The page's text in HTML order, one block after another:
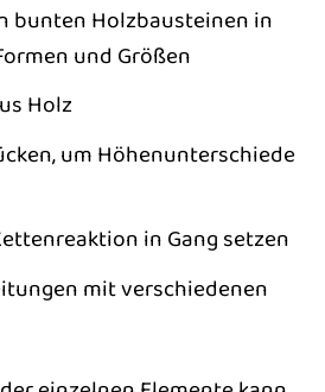
bunten Holzbausteinen in
und Größen
Holz
um Höhenunterschiede
in Gang setzen
mit verschiedenen